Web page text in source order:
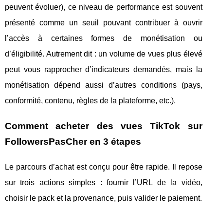
peuvent évoluer), ce niveau de performance est souvent
présenté comme un seuil pouvant contribuer à ouvrir
l’accès à certaines formes de monétisation ou
d’éligibilité. Autrement dit : un volume de vues plus élevé
peut vous rapprocher d’indicateurs demandés, mais la
monétisation dépend aussi d’autres conditions (pays,
conformité, contenu, règles de la plateforme, etc.).
Comment acheter des vues TikTok sur
FollowersPasCher en 3 étapes
Le parcours d’achat est conçu pour être rapide. Il repose
sur trois actions simples : fournir l’URL de la vidéo,
choisir le pack et la provenance, puis valider le paiement.